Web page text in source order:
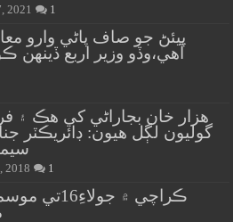
2021 1
پيئڻ جو صاف پاڻي وارو
آهي،وڏو وزير اربع
گوليون لڳل هيون: ڊائريڪٽر
2018 1
ڪراچي ۾